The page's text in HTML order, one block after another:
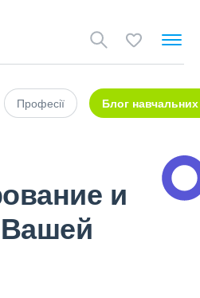
Професії Блог навчальних
и